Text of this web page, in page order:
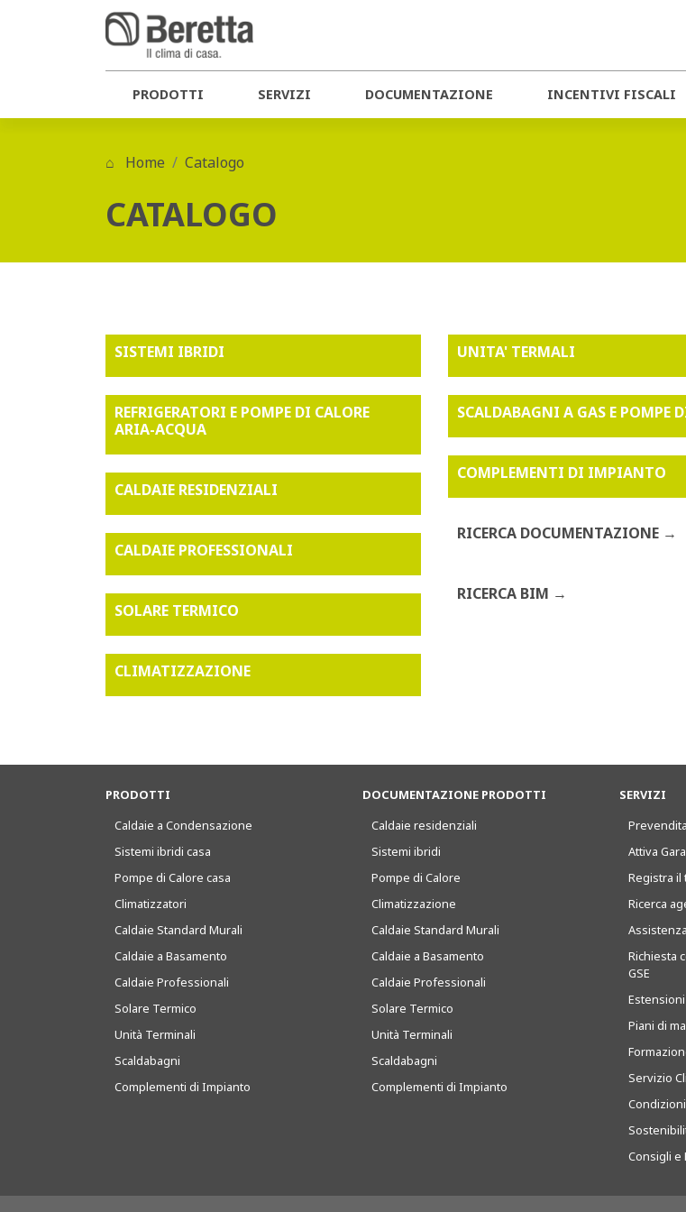
PRODOTTI SERVIZI DOCUMENTAZIONE INCENTIVI FISCALI
Home Catalogo
CATALOGO
SISTEMI IBRIDI
REFRIGERATORI E POMPE DI CALORE
ARIA-ACQUA
CALDAIE RESIDENZIALI
CALDAIE PROFESSIONALI
SOLARE TERMICO
CLIMATIZZAZIONE
UNITA' TERMALI
SCALDABAGNI A GAS E POMPE
COMPLEMENTI DI IMPIANTO
RICERCA DOCUMENTAZIONE
RICERCA BIM
PRODOTTI
Caldaie a Condensazione
Sistemi ibridi casa
Pompe di Calore casa
Climatizzatori
Caldaie Standard Murali
Caldaie a Basamento
Caldaie Professionali
Solare Termico
Unità Terminali
Scaldabagni
Complementi di Impianto
DOCUMENTAZIONE PRODOTTI
Caldaie residenziali
Sistemi ibridi
Pompe di Calore
Climatizzazione
Caldaie Standard Murali
Caldaie a Basamento
Caldaie Professionali
Solare Termico
Unità Terminali
Scaldabagni
Complementi di Impianto
SERVIZI
Prevendita
Attiva
Registra
Ricerca
Richiesta
GSE
Piani di
Servizio
Consigli e